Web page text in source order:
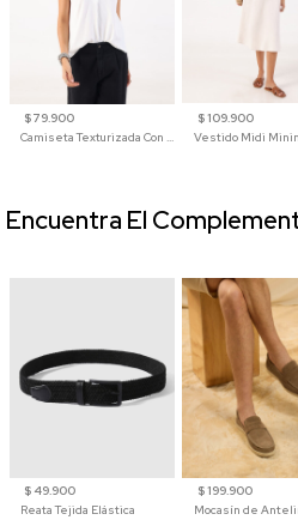
$ 79.900
Camiseta Texturizada Con Cuello En V Para Mujer
$ 109.900
$ 49.900
Reata Tejida Elástica
$ 199.900
Encuentra El